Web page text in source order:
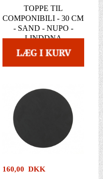
TOPPE TIL
COMPONIBILI - 30 CM
- SAND - NUPO -
LINDDNA
160,00 DKK